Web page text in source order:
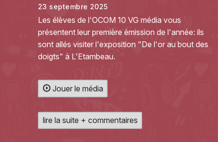
23 septembre 2025
Les élèves de l'OCOM 10 VG média vous
présentent leur première émission de l'année: ils
sont allés visiter l'exposition "De l'or au bout des
doigts" à L'Etambeau.
Jouer le média
lire la suite + commentaires